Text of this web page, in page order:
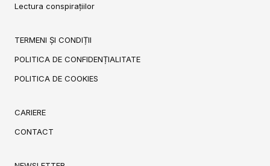
Lectura conspirațiilor
TERMENI ȘI CONDIȚII
POLITICA DE CONFIDENȚIALITATE
POLITICA DE COOKIES
CARIERE
CONTACT